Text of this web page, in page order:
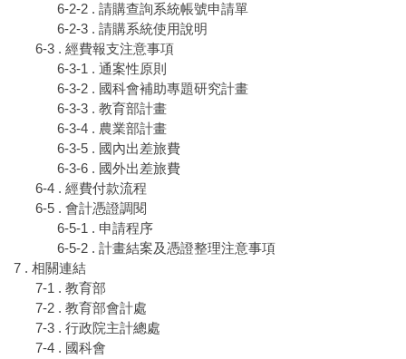
6-2-2 . 請購查詢系統帳號申請單
6-2-3 . 請購系統使用說明
6-3 . 經費報支注意事項
6-3-1 . 通案性原則
6-3-2 . 國科會補助專題研究計畫
6-3-3 . 教育部計畫
6-3-4 . 農業部計畫
6-3-5 . 國內出差旅費
6-3-6 . 國外出差旅費
6-4 . 經費付款流程
6-5 . 會計憑證調閱
6-5-1 . 申請程序
6-5-2 . 計畫結案及憑證整理注意事項
7 . 相關連結
7-1 . 教育部
7-2 . 教育部會計處
7-3 . 行政院主計總處
7-4 . 國科會